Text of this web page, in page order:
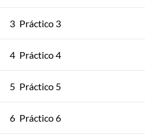
3 Práctico 3
4 Práctico 4
5 Práctico 5
6 Práctico 6